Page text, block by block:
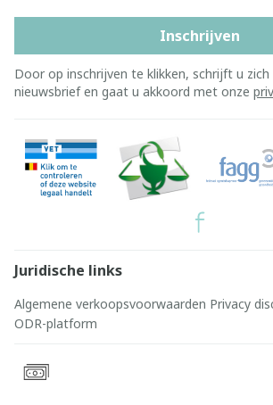
Inschrijven
Door op inschrijven te klikken, schrijft u
nieuwsbrief en gaat u akkoord met onze
Juridische links
Algemene verkoopsvoorwaarden Privacy
ODR-platform